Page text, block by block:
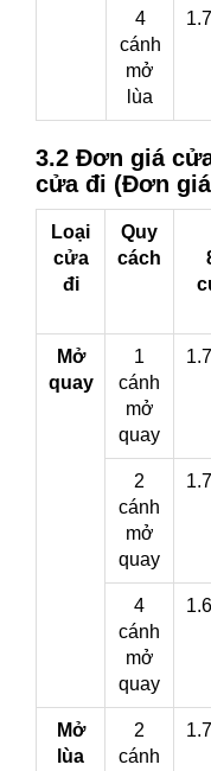
4
cánh
mở
lùa
3.2 Đơn giá
cửa đi (Đơn
Loại
cửa
đi
Quy
cách
Mở
quay
1
cánh
mở
quay
2
cánh
mở
quay
4
cánh
mở
quay
Mở
lùa
2
cánh